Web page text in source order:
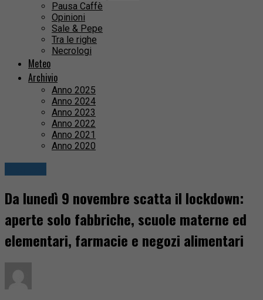
Pausa Caffè
Opinioni
Sale & Pepe
Tra le righe
Necrologi
Meteo
Archivio
Anno 2025
Anno 2024
Anno 2023
Anno 2022
Anno 2021
Anno 2020
Da lunedì 9 novembre scatta il lockdown:
aperte solo fabbriche, scuole materne ed
elementari, farmacie e negozi alimentari